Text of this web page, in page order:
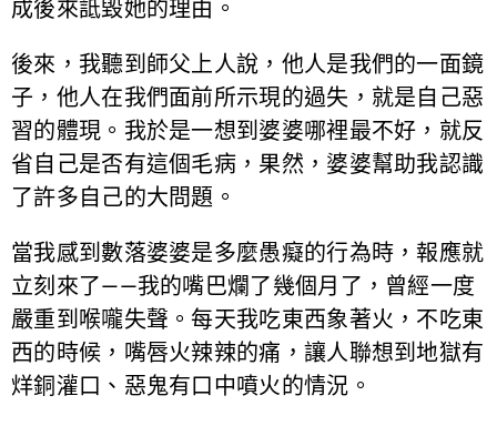
成後來詆毀她的理由。
後來，我聽到師父上人說，他人是我們的一面鏡
子，他人在我們面前所示現的過失，就是自己惡
習的體現。我於是一想到婆婆哪裡最不好，就反
省自己是否有這個毛病，果然，婆婆幫助我認識
了許多自己的大問題。
當我感到數落婆婆是多麼愚癡的行為時，報應就
立刻來了——我的嘴巴爛了幾個月了，曾經一度
嚴重到喉嚨失聲。每天我吃東西象著火，不吃東
西的時候，嘴唇火辣辣的痛，讓人聯想到地獄有
烊銅灌口、惡鬼有口中噴火的情況。